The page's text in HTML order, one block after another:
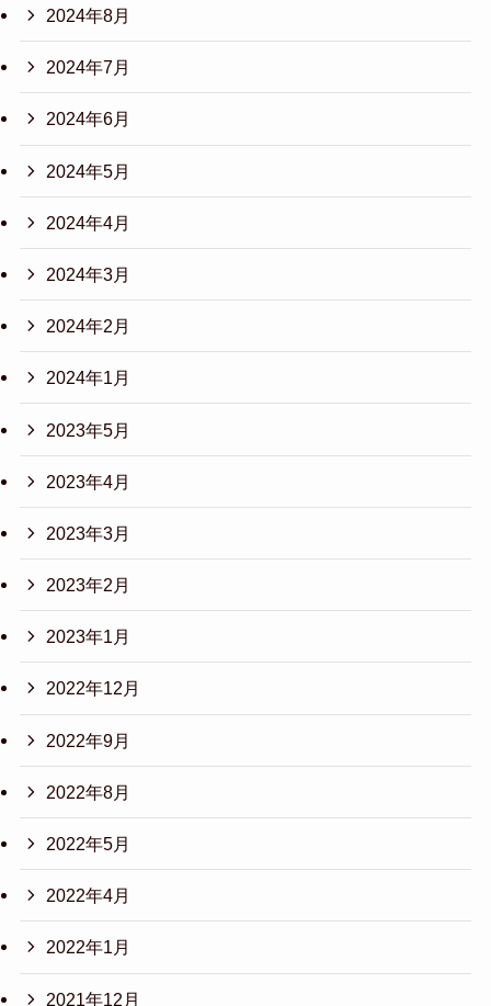
2024年8月
2024年7月
2024年6月
2024年5月
2024年4月
2024年3月
2024年2月
2024年1月
2023年5月
2023年4月
2023年3月
2023年2月
2023年1月
2022年12月
2022年9月
2022年8月
2022年5月
2022年4月
2022年1月
2021年12月